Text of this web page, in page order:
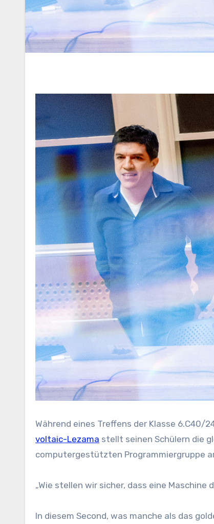
Während eines Treffens der Klasse
voltaic-Lezama stellt seinen Schülern die
computergestützten Programmiergruppe
„Wie stellen wir sicher, dass eine
In diesem Second, was manche als das